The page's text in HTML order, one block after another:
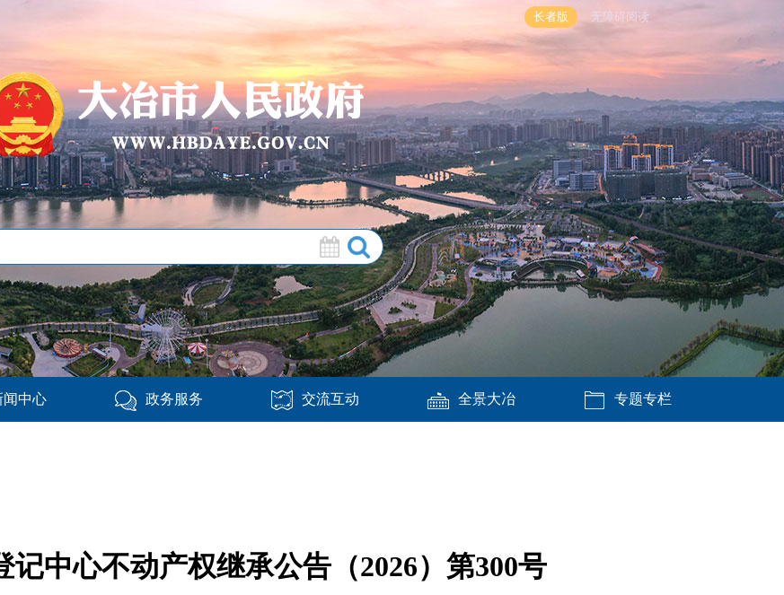
长者版 无障碍阅读
闻中心 政务服务 交流互动 全景大冶 专题专栏
记中心不动产权继承公告（2026）第300号